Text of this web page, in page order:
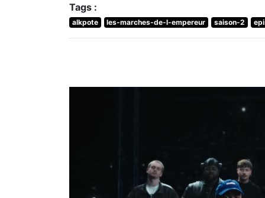
Tags :
alkpote les-marches-de-l-empereur saison-2